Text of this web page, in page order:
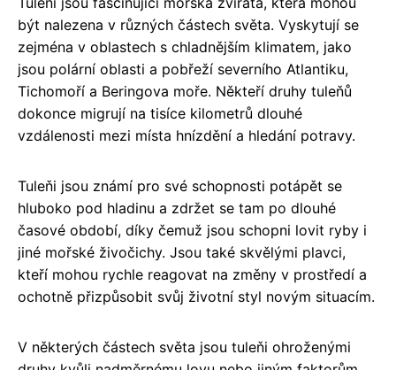
být nalezena v různých částech světa. Vyskytují se
zejména v oblastech s chladnějším klimatem, jako
jsou polární oblasti a pobřeží severního Atlantiku,
Tichomoří a Beringova moře. Někteří druhy tuleňů
dokonce migrují na tisíce kilometrů dlouhé
vzdálenosti mezi místa hnízdění a hledání potravy.
Tuleňi jsou známí pro své schopnosti potápět se
hluboko pod hladinu a zdržet se tam po dlouhé
časové období, díky čemuž jsou schopni lovit ryby i
jiné mořské živočichy. Jsou také skvělými plavci,
kteří mohou rychle reagovat na změny v prostředí a
ochotně přizpůsobit svůj životní styl novým situacím.
V některých částech světa jsou tuleňi ohroženými